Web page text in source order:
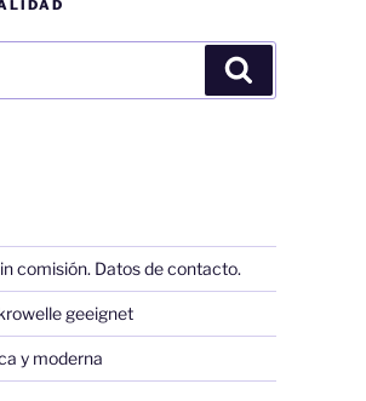
comisión. Datos de contacto.
geeignet
y moderna